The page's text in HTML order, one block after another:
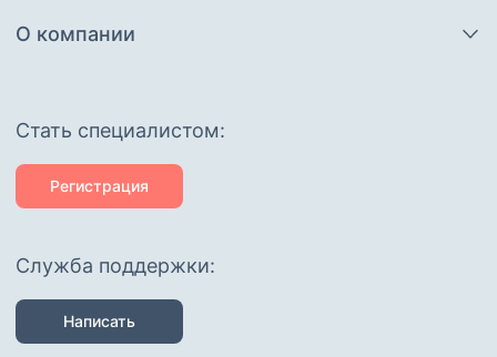
О компании
Cтать специалистом:
Регистрация
Служба поддержки:
Написать